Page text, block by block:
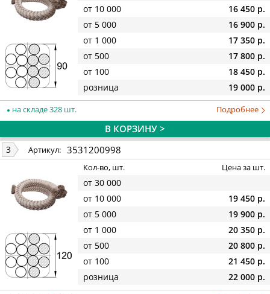
от 10 000
16 450 р.
от 5 000
16 900 р.
от 1 000
17 350 р.
от 500
17 800 р.
от 100
18 450 р.
розница
19 000 р.
на складе 328 шт. Подробнее
В КОРЗИНУ >
3 Артикул: 3531200998
Кол-во, шт. Цена за шт.
от 30 000
от 10 000
19 450 р.
от 5 000
19 900 р.
от 1 000
20 350 р.
от 500
20 800 р.
от 100
21 450 р.
розница
22 000 р.